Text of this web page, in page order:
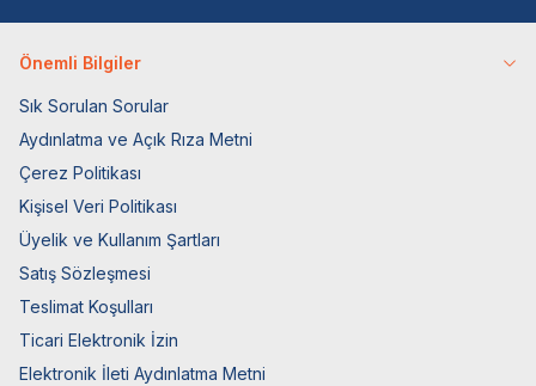
Önemli Bilgiler
Sık Sorulan Sorular
Aydınlatma ve Açık Rıza Metni
Çerez Politikası
Kişisel Veri Politikası
Üyelik ve Kullanım Şartları
Satış Sözleşmesi
Teslimat Koşulları
Ticari Elektronik İzin
Elektronik İleti Aydınlatma Metni